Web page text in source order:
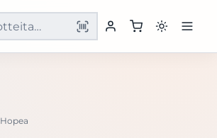
Hopea